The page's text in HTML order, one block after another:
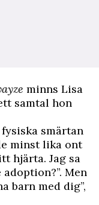
minns Lisa
samtal hon
smärtan
minst lika ont
hjärta. Jag sa
Men
barn med dig”,